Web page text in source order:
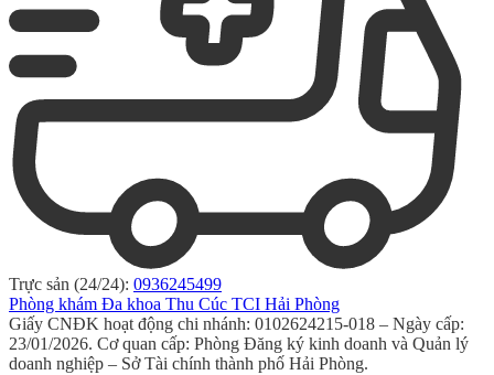
Trực sản (24/24): 0936245499
Phòng khám Đa khoa Thu Cúc TCI Hải Phòng
Giấy CNĐK hoạt động chi nhánh: 0102624215-018 – Ngày cấp:
23/01/2026. Cơ quan cấp: Phòng Đăng ký kinh doanh và Quản lý
doanh nghiệp – Sở Tài chính thành phố Hải Phòng.